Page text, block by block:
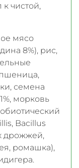
чистой,
мясо
8%), рис,
пшеница,
семена
морковь
Bacillus
дрожжей,
ромашка),